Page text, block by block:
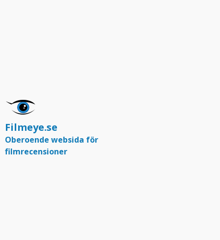
Filmeye.se
Oberoende websida för
filmrecensioner